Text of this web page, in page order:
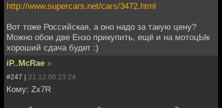
http://www.supercars.net/cars/3472.html
Вот тоже Российская, а оно надо за такую цену?
Можно обои две Ензо прикупить, ещё и на мотоцЫк
хороший сдача будет :)
iP..McRae »
#247 | 21.12.08 23:24
Кому: Zx7R